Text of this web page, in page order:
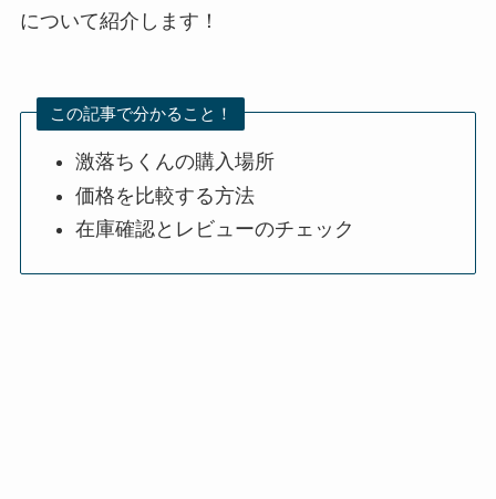
について紹介します！
この記事で分かること！
激落ちくんの購入場所
価格を比較する方法
在庫確認とレビューのチェック